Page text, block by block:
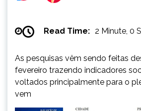
Read Time: 2 Minute, 0
As pesquisas vêm sendo feitas
fevereiro trazendo indicadores
voltados principalmente para o
vem